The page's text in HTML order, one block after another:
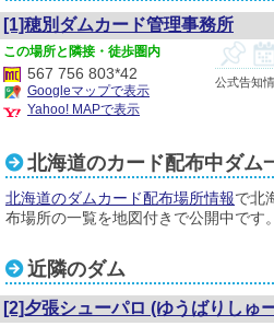
[1]穂別ダムカード管理事務所
公式告知
隣接・徒歩圏内
567 756 803*42
Googleマップで表示
Yahoo! MAPで表示
北海道のカード配布中ダム
北海道のダムカード配布場所情報で北
布場所の一覧を地図付きで公開中です。
近隣のダム
[2]夕張シューパロ (ゆうばりしゅ